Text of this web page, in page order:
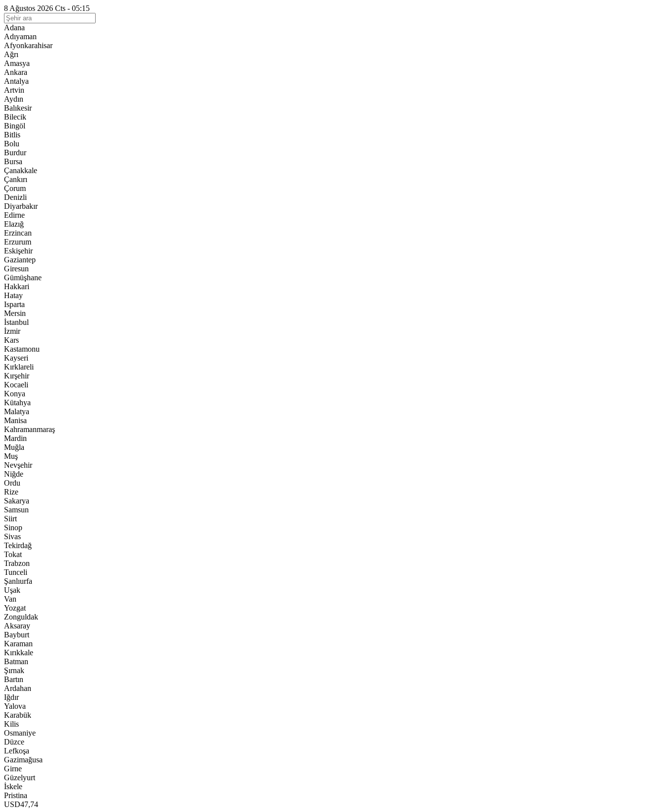
8 Ağustos 2026 Cts - 05:15
Adana
Adıyaman
Afyonkarahisar
Ağrı
Amasya
Ankara
Antalya
Artvin
Aydın
Balıkesir
Bilecik
Bingöl
Bitlis
Bolu
Burdur
Bursa
Çanakkale
Çankırı
Çorum
Denizli
Diyarbakır
Edirne
Elazığ
Erzincan
Erzurum
Eskişehir
Gaziantep
Giresun
Gümüşhane
Hakkari
Hatay
Isparta
Mersin
İstanbul
İzmir
Kars
Kastamonu
Kayseri
Kırklareli
Kırşehir
Kocaeli
Konya
Kütahya
Malatya
Manisa
Kahramanmaraş
Mardin
Muğla
Muş
Nevşehir
Niğde
Ordu
Rize
Sakarya
Samsun
Siirt
Sinop
Sivas
Tekirdağ
Tokat
Trabzon
Tunceli
Şanlıurfa
Uşak
Van
Yozgat
Zonguldak
Aksaray
Bayburt
Karaman
Kırıkkale
Batman
Şırnak
Bartın
Ardahan
Iğdır
Yalova
Karabük
Kilis
Osmaniye
Düzce
Lefkoşa
Gazimağusa
Girne
Güzelyurt
İskele
Pristina
USD47,74